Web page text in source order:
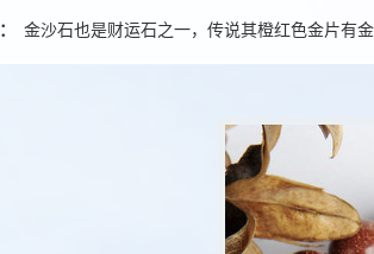
金沙石也是财运石之一，传说其橙红色金片有